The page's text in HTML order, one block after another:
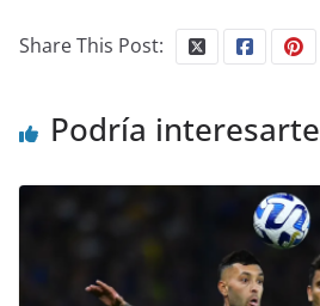
Share This Post:
Podría interesarte